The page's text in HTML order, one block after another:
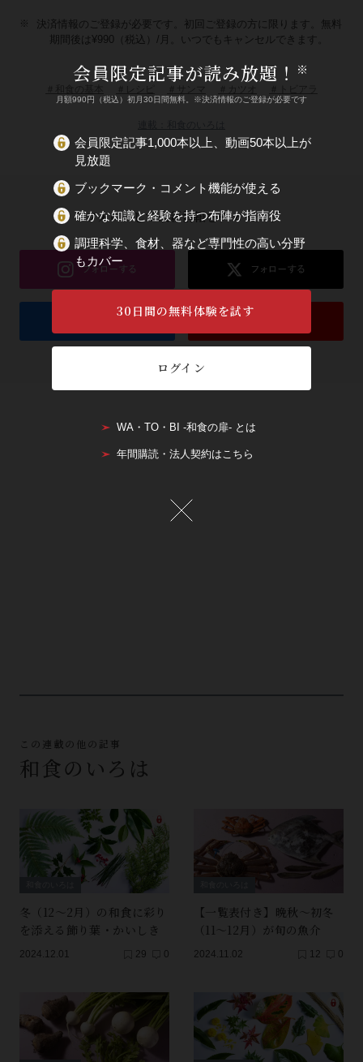
決済情報のご登録が必要です。初回ご登録の方に限ります。無料
期間後は¥990（税込）/月。いつでもキャンセルできます。
フォローして最新情報をチェック！
この連載の他の記事
和食のいろは
冬（12～2月）の和食に彩り
を添える飾り葉・かいしき
2024.12.01 29 0
【一覧表付き】晩秋～初冬
（11～12月）が旬の魚介
2024.11.02 12 0
会員限定記事が読み放題！ ※
月額990円（税込）初月30日間無料。※決済情報のご登録が必要です
会員限定記事1,000本以上、動画50本以上が
見放題
ブックマーク・コメント機能が使える
確かな知識と経験を持つ布陣が指南役
調理科学、食材、器など専門性の高い分野
もカバー
30日間の無料体験を試す
ログイン
WA・TO・BI -和食の扉- とは
年間購読・法人契約はこちら